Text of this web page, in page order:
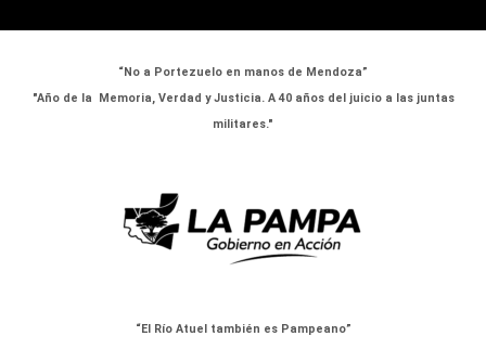
“No a Portezuelo en manos de Mendoza”
"Año de la Memoria, Verdad y Justicia. A 40 años del juicio a las juntas
militares."
“El Río Atuel también es Pampeano”